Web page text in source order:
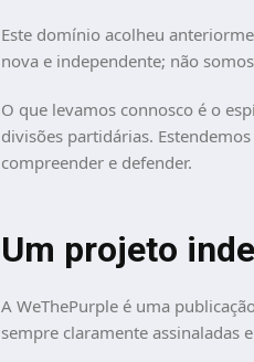
Este domínio acolheu
nova e independente; não
O que levamos connosco é o
divisões partidárias.
compreender e defender.
Um projeto
A WeThePurple é uma
sempre claramente assinaladas